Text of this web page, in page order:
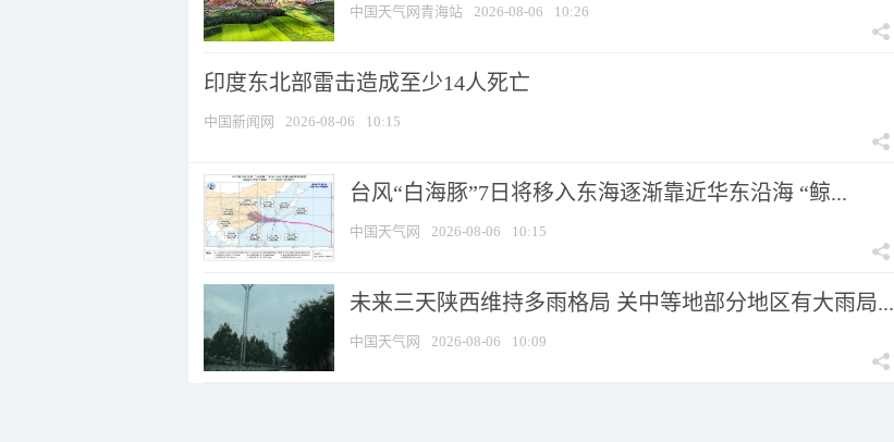
中国天气网青海站 2026-08-06 10:26
印度东北部雷击造成至少14人死亡
中国新闻网 2026-08-06 10:15
台风“白海豚”7日将移入东海逐渐靠近华东沿海 “鲸...
中国天气网 2026-08-06 10:15
未来三天陕西维持多雨格局 关中等地部分地区有大雨局...
中国天气网 2026-08-06 10:09